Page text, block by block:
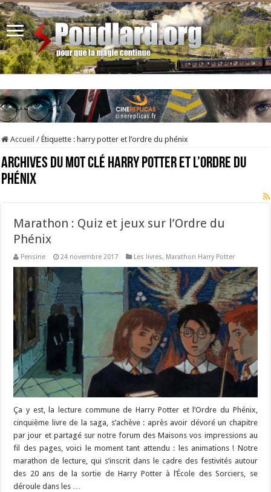
Accueil / Étiquette : harry potter et l’ordre du phénix
Archives du mot clé harry potter et l’ordre du
phénix
Marathon : Quiz et jeux sur l’Ordre du
Phénix
Pensine 24 novembre 2017 Les livres, Marathon Harry Potter
Ça y est, la lecture commune de Harry Potter et l’Ordre du Phénix,
cinquième livre de la saga, s’achève : après avoir dévoré un chapitre
par jour et partagé sur notre forum des Maisons vos impressions au
fil des pages, voici le moment tant attendu : les animations ! Notre
marathon de lecture, qui s’inscrit dans le cadre des festivités autour
des 20 ans de la sortie de Harry Potter à l’École des Sorciers, se
déroule dans les …